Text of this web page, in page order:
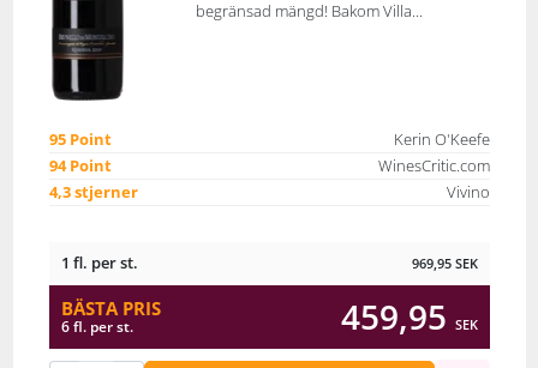
begränsad mängd! Bakom Villa...
95 Point
Kerin O'Keefe
94 Point
WinesCritic.com
4,3 stjerner
Vivino
1 fl. per st. 969,95 SEK
BÄSTA PRIS
6 fl. per st. 459,95 SEK